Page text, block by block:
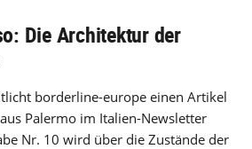
Die Architektur der
borderline-europe einen Artikel
Palermo im Italien-Newsletter
Nr. 10 wird über die Zustände der